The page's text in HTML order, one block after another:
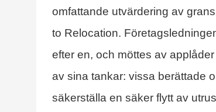
omfattande utvärdering av
to Relocation.
efter en, och möttes av
av sina tankar: vissa berättade
säkerställa en säker flytt av